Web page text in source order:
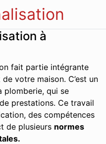
à
fait partie intégrante
votre maison. C’est un
plomberie, qui se
prestations. Ce travail
des compétences
de plusieurs normes